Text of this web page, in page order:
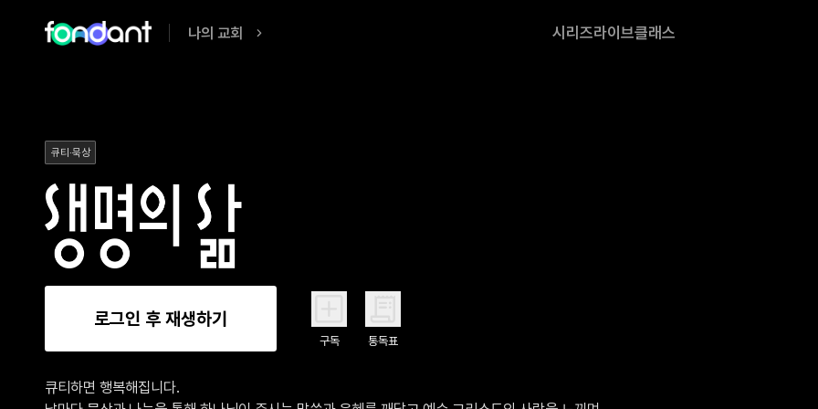
나의 교회 시리즈라이브클래스
큐티·묵상
로그인 후 재생하기
구독 통독표
큐티하면 행복해집니다.